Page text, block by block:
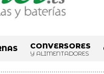
CONVERSORES
Y ALIMENTADORES